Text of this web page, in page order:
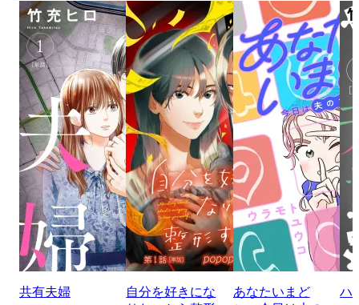
共有夫婦
自分を好きにな
あなたいまど
ハ